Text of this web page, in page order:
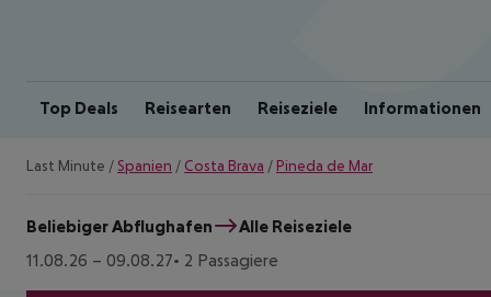
Top Deals Reisearten Reiseziele Informationen
Last Minute / Spanien / Costa Brava / Pineda de Mar
Beliebiger Abflughafen
Alle Reiseziele
11.08.26 – 09.08.27 2 Passagiere